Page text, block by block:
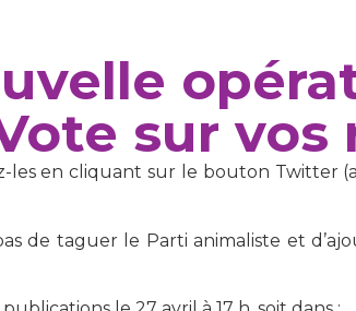
sur vos
les en cliquant sur le bouton Twitter
de taguer le Parti animaliste et